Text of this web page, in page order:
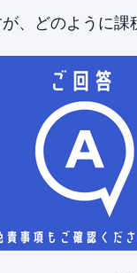
、どのように課